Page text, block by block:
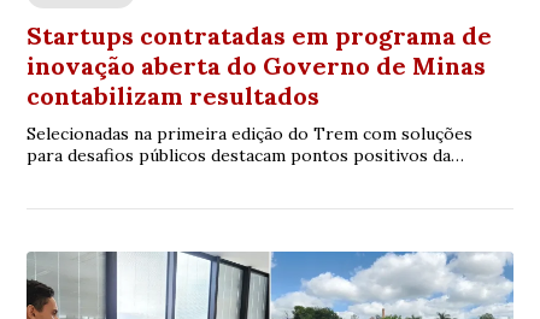
Startups contratadas em programa de
inovação aberta do Governo de Minas
contabilizam resultados
Selecionadas na primeira edição do Trem com soluções
para desafios públicos destacam pontos positivos da